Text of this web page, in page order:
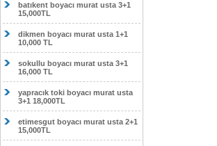
batıkent boyacı murat usta 3+1
15,000TL
dikmen boyacı murat usta 1+1
10,000 TL
sokullu boyacı murat usta 3+1
16,000 TL
yapracık toki boyacı murat usta
3+1 18,000TL
etimesgut boyacı murat usta 2+1
15,000TL